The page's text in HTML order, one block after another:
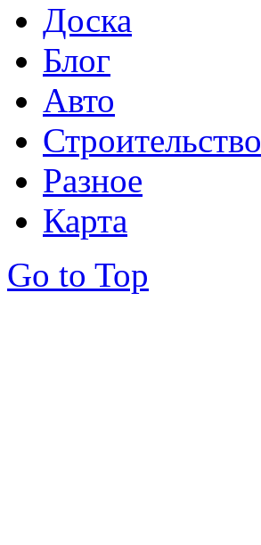
Доска
Блог
Авто
Строительство
Разное
Карта
Go to Top